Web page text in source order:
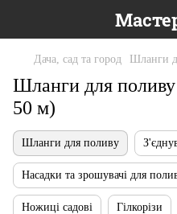
Дача, сад та город Шланги
Шланги для поливу
50 м)
Шланги для поливу
Насадки та зрошувачі для
Ножиці садові Гілкорізи